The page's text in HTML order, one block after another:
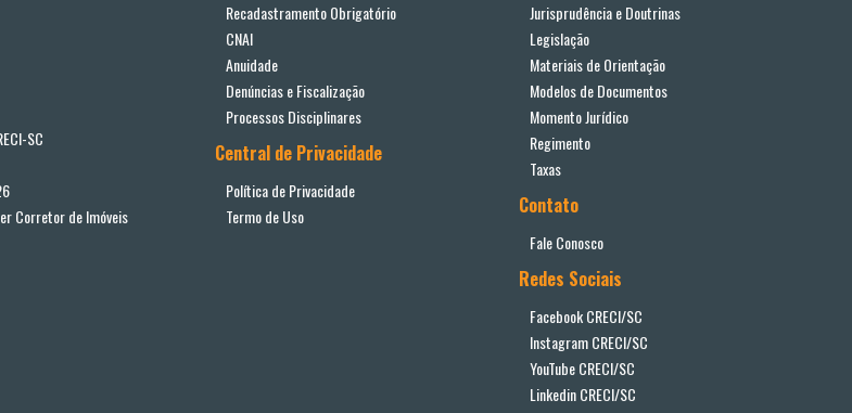
SC
Corretor de Imóveis
Recadastramento Obrigatório
CNAI
Anuidade
Denúncias e Fiscalização
Processos Disciplinares
Central de Privacidade
Política de Privacidade
Termo de Uso
Jurisprudência e Doutrinas
Legislação
Materiais de Orientação
Modelos de Documentos
Momento Jurídico
Regimento
Taxas
Contato
Fale Conosco
Redes Sociais
Facebook CRECI/SC
Instagram CRECI/SC
YouTube CRECI/SC
Linkedin CRECI/SC